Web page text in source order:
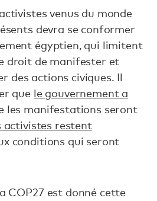
venus du monde
devra se conformer
égyptien, qui limitent
droit de manifester et
des actions civiques. Il
que le gouvernement a
les manifestations seront
activistes restent
conditions qui seront
COP27 est donné cette